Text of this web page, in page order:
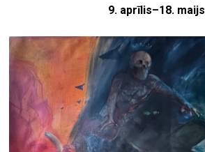
9. aprīlis–18. maijs